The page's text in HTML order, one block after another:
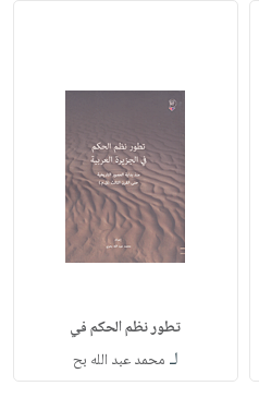
تطور نظم الحكم في
لـ محمد عبد الله بح